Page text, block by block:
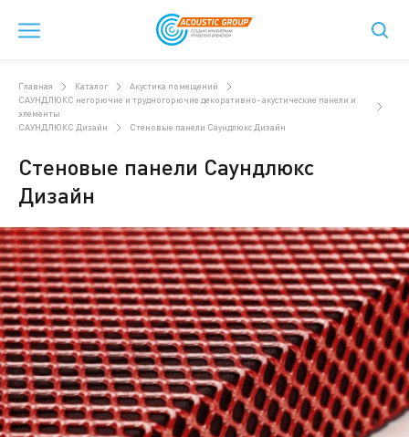
Главная Каталог
Акустика помещений
САУНДЛЮКС негорючие и трудногорючие декоративно- акустические панели и
элементы
САУНДЛЮКС Дизайн
Стеновые панели Саундлюкс Дизайн
Стеновые панели Саундлюкс
Дизайн